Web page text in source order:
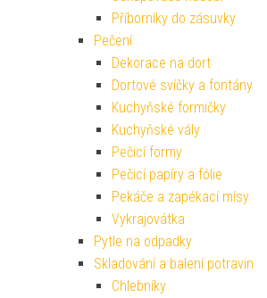
Příborníky do zásuvky
Pečení
Dekorace na dort
Dortové svíčky a fontány
Kuchyňské formičky
Kuchyňské vály
Pečicí formy
Pečicí papíry a fólie
Pekáče a zapékací mísy
Vykrajovátka
Pytle na odpadky
Skladování a balení potravin
Chlebníky